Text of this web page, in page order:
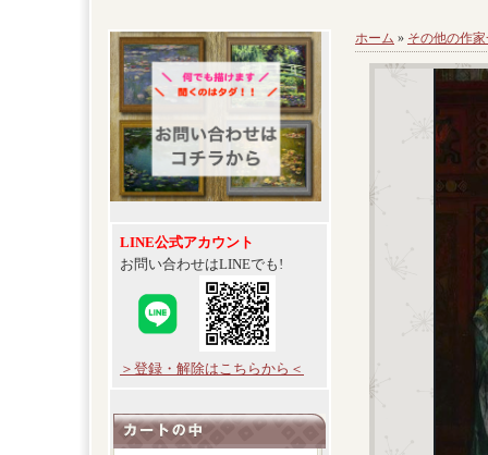
LINE公式アカウント
お問い合わせはLINEでも!
＞登録・解除はこちらから＜
ホーム » その他の作